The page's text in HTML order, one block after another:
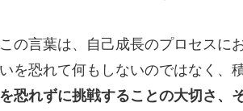
の言葉は、自己成長のプロセスに
を恐れて何もしないのではなく
恐れずに挑戦することの大切さ、